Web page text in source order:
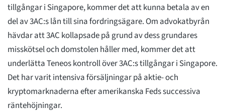
tillgångar i Singapore, kommer det att kunna betala av en
del av 3AC:s lån till sina fordringsägare. Om advokatbyrån
hävdar att 3AC kollapsade på grund av dess grundares
misskötsel och domstolen håller med, kommer det att
underlätta Teneos kontroll över 3AC:s tillgångar i Singapore.
Det har varit intensiva försäljningar på aktie- och
kryptomarknaderna efter amerikanska Feds successiva
räntehöjningar.